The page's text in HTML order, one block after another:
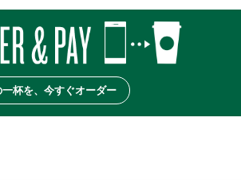
杯を、今すぐオーダー